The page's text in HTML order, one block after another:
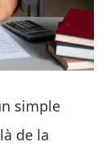
simple
de la